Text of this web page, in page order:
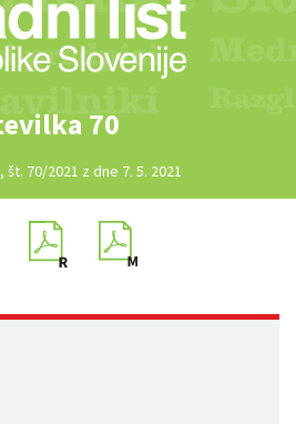
70
št. 70/2021 z dne 7. 5. 2021